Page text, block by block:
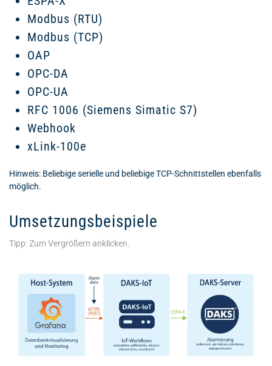
Modbus (RTU)
Modbus (TCP)
OAP
OPC-DA
OPC-UA
RFC 1006 (Siemens Simatic S7)
Webhook
xLink-100e
Hinweis: Beliebige serielle und beliebige TCP-Schnittstellen ebenfalls
möglich.
Umsetzungsbeispiele
Tipp: Zum Vergrößern anklicken.